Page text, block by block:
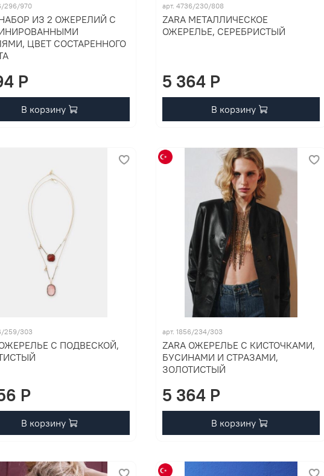
296/970
НАБОР ИЗ 2 ОЖЕРЕЛИЙ С
ЦВЕТ СОСТАРЕННОГО
P
В корзину
арт. 4736/230/808
ZARA МЕТАЛЛИЧЕСКОЕ
ОЖЕРЕЛЬЕ, СЕРЕБРИСТЫЙ
5 364 P
В корзину
259/303
ОЖЕРЕЛЬЕ С ПОДВЕСКОЙ,
P
В корзину
арт. 1856/234/303
ZARA ОЖЕРЕЛЬЕ С КИСТОЧКАМИ,
БУСИНАМИ И СТРАЗАМИ,
ЗОЛОТИСТЫЙ
5 364 P
В корзину